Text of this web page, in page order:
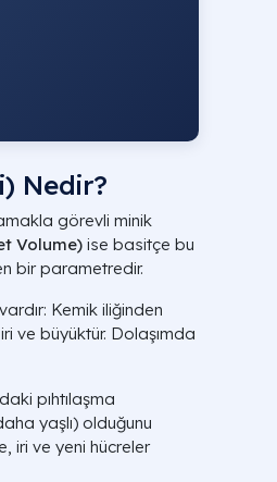
Nedir?
görevli minik
Volume) ise basitçe bu
bir parametredir.
Kemik iliğinden
ve büyüktür. Dolaşımda
pıhtılaşma
yaşlı) olduğunu
iri ve yeni hücreler